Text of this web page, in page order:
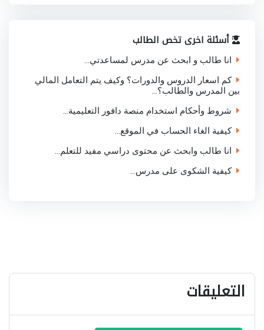
أسئلة اخرى تخص الطالب
انا طالب و ابحث عن مدرس لمساعدتي...
كم اسعار الدروس والدورات؟ وكيف يتم التعامل المالي
بين المدرس والطالب؟...
شروط وأحكام استخدام منصة دافور التعليمية...
كيفية الغاء الحساب في الموقع...
انا طالب وابحث عن محتوى دراسي مفيد للتعلم...
كيفية الشكوى على مدرس...
التعليقات